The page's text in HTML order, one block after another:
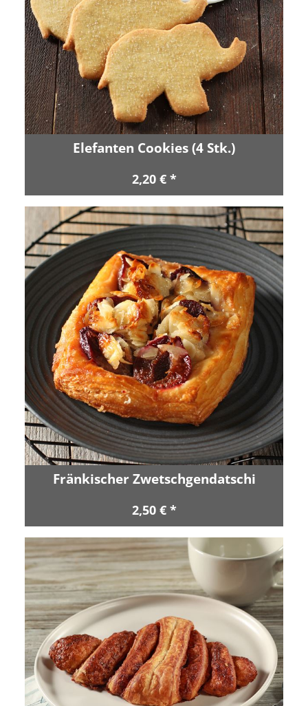
Elefanten Cookies (4 Stk.)
2,20 € *
Fränkischer Zwetschgendatschi
2,50 € *